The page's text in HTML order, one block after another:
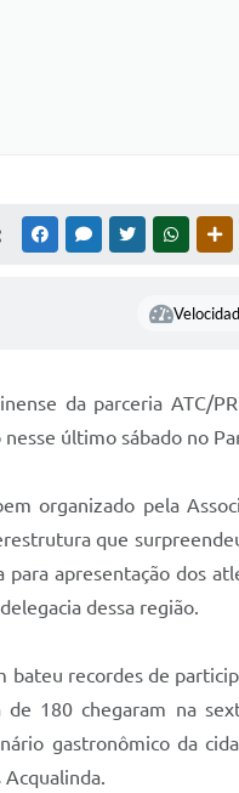
FACEBOOKMESSENGER
TWITTER
da parceria ATC/
último sábado no
organizado pela
que
para apresentação dos
dessa região.
bateu recordes de
de 180 chegaram na
gastronômico da